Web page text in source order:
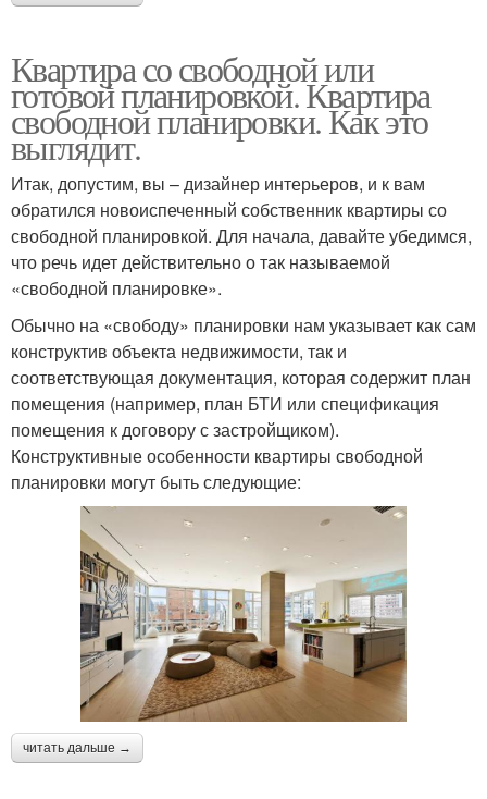
Квартира со свободной или
готовой планировкой. Квартира
свободной планировки. Как это
выглядит.
Итак, допустим, вы – дизайнер интерьеров, и к вам
обратился новоиспеченный собственник квартиры со
свободной планировкой. Для начала, давайте убедимся,
что речь идет действительно о так называемой
«свободной планировке».
Обычно на «свободу» планировки нам указывает как сам
конструктив объекта недвижимости, так и
соответствующая документация, которая содержит план
помещения (например, план БТИ или спецификация
помещения к договору с застройщиком).
Конструктивные особенности квартиры свободной
планировки могут быть следующие:
читать дальше →